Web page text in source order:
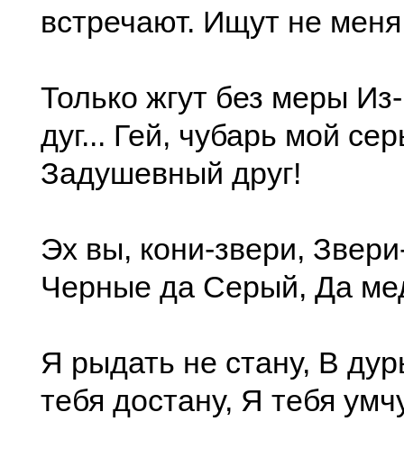
встречают. Ищут не
Только жгут без меры
дуг... Гей, чубарь мой
Задушевный друг!
Эх вы, кони-звери,
Черные да Серый, Да
Я рыдать не стану, В
тебя достану, Я тебя